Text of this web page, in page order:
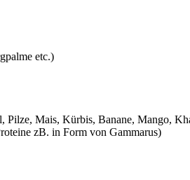
etc.)
Pilze, Mais, Kürbis, Banane, Mango,
zB. in Form von Gammarus)